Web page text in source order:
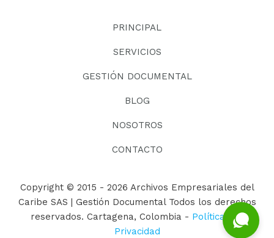
PRINCIPAL
SERVICIOS
GESTIÓN DOCUMENTAL
BLOG
NOSOTROS
CONTACTO
Copyright © 2015 - 2026 Archivos Empresariales del
Caribe SAS | Gestión Documental Todos los derechos
reservados. Cartagena, Colombia - Políticas de
Privacidad